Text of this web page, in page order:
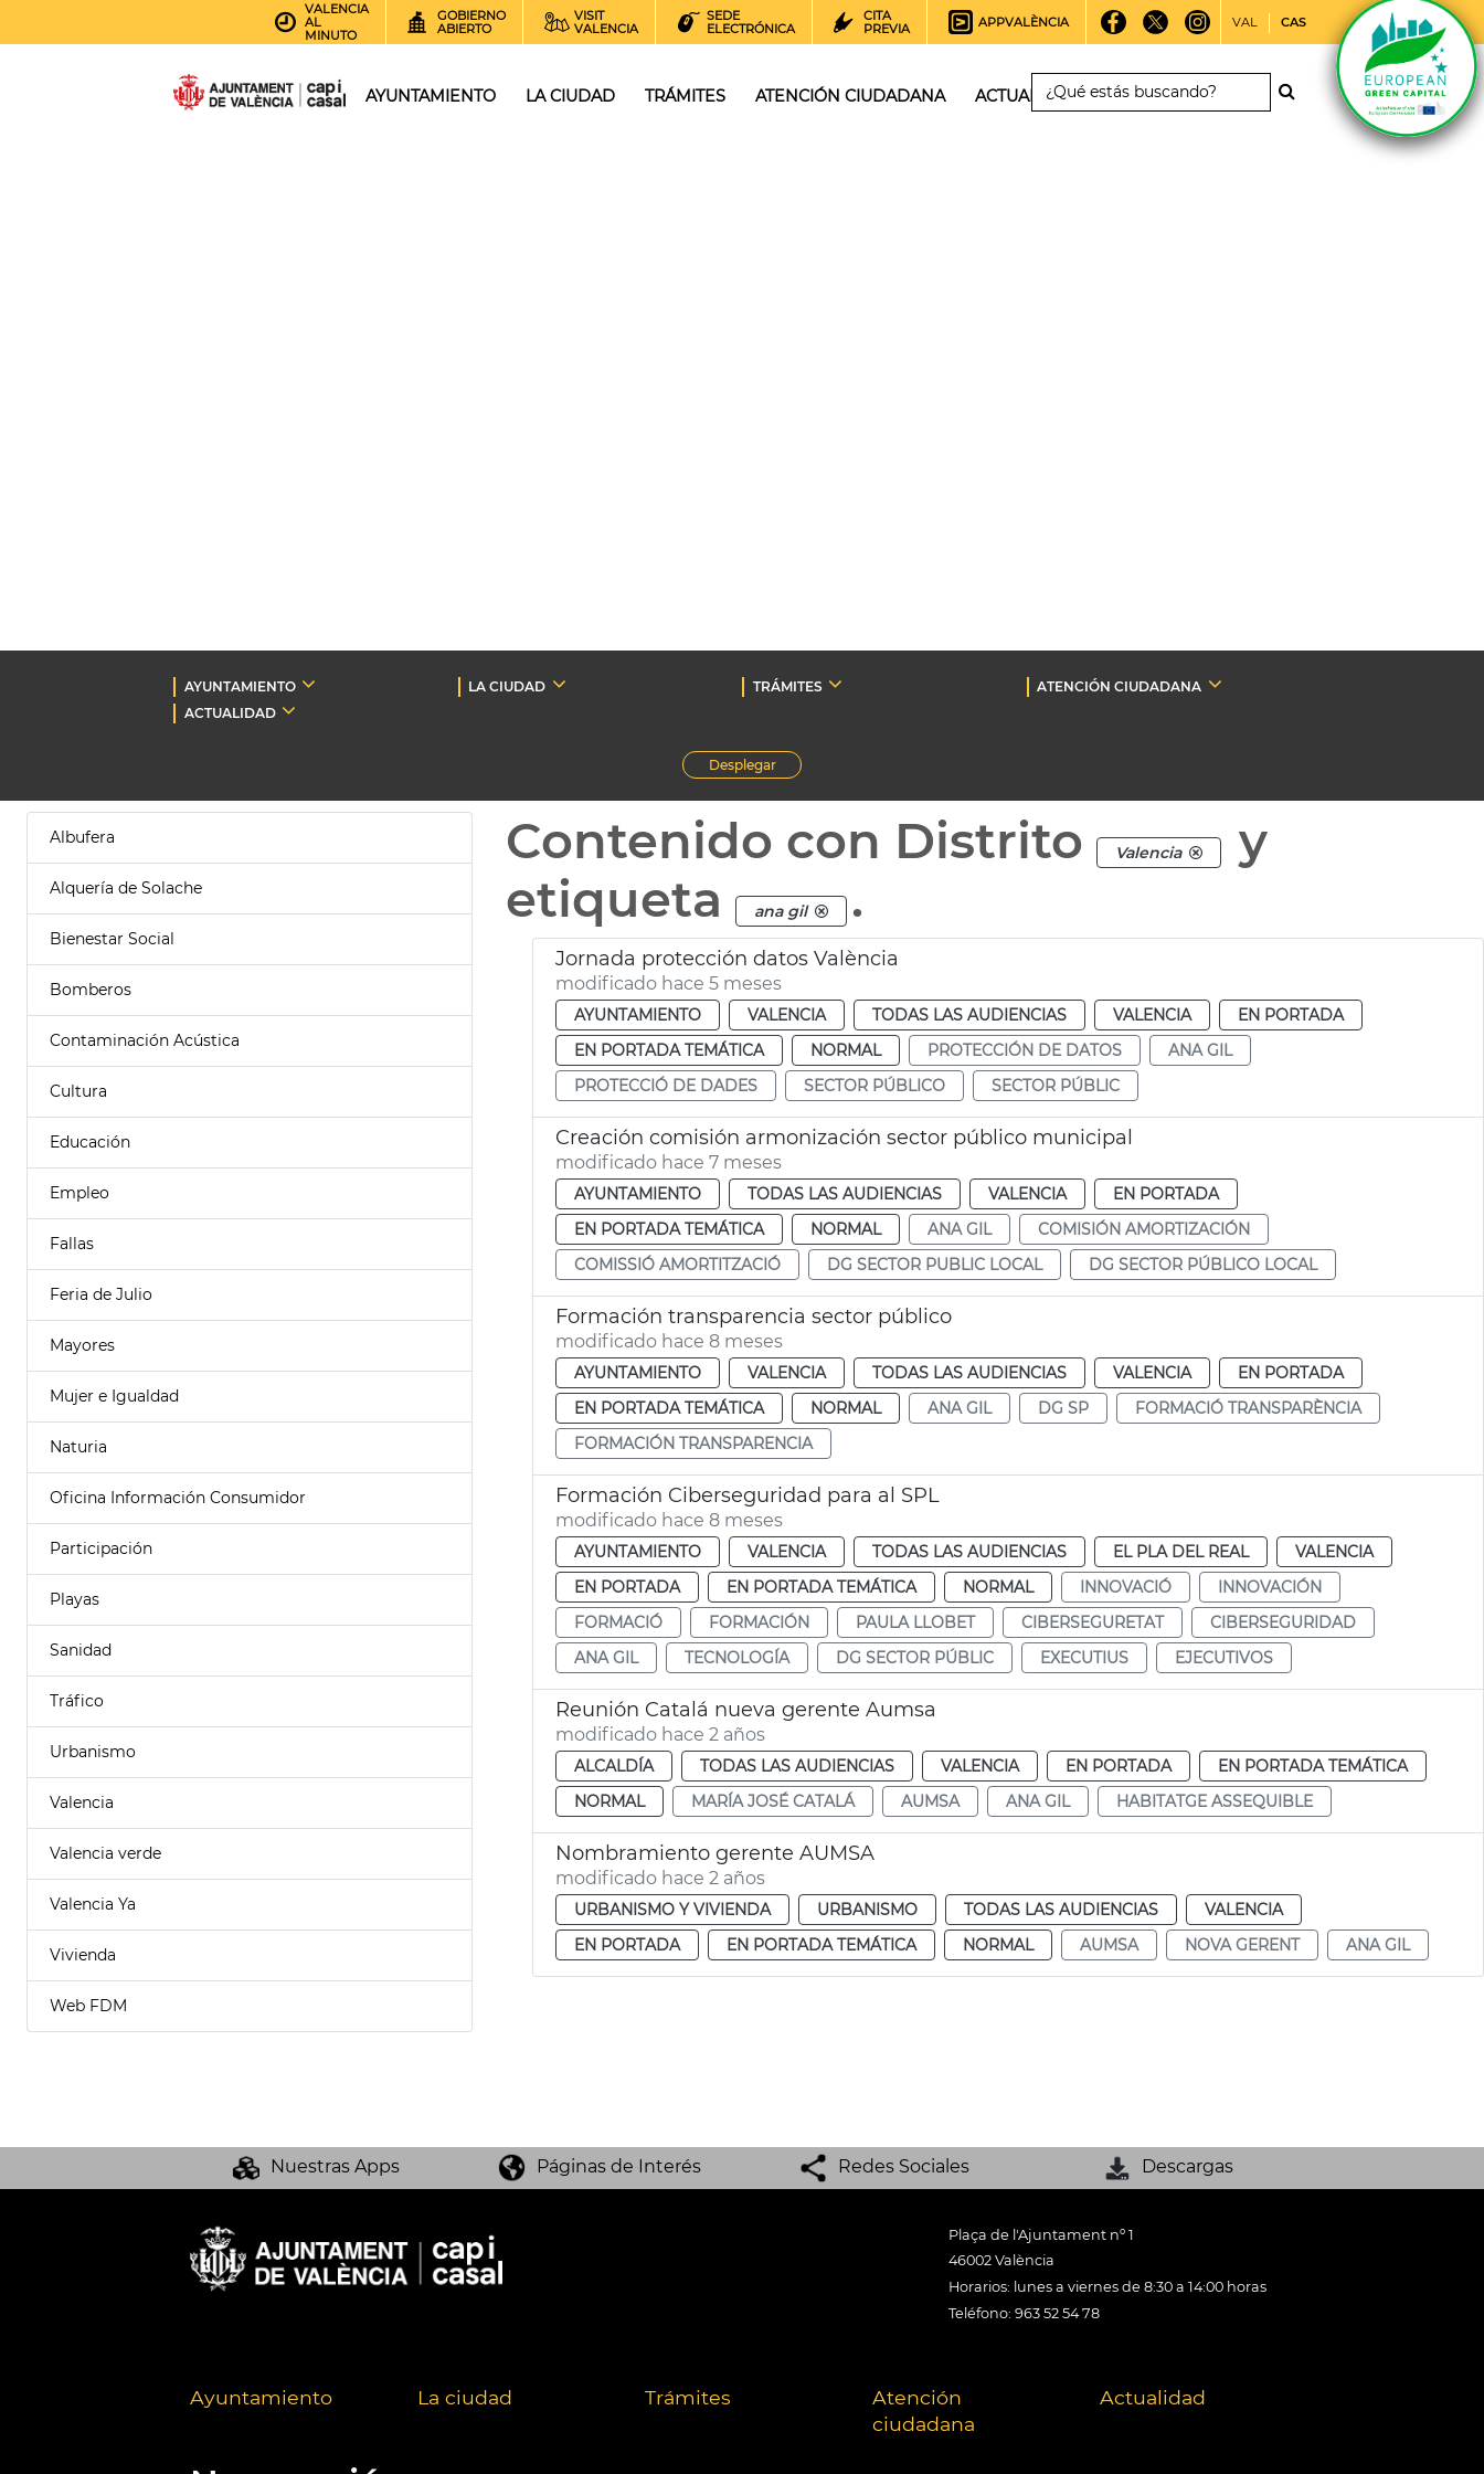
VALENCIA
AL
MINUTO
GOBIERNO
ABIERTO
VISIT
VALENCIA
SEDE
ELECTRÓNICA
CITA
PREVIA
APPVALÈNCIA VAL CAS
AYUNTAMIENTO LA CIUDAD TRÁMITES ATENCIÓN CIUDADANA ACTUALIDAD
AYUNTAMIENTO LA CIUDAD TRÁMITES
ATENCIÓN CIUDADANA
ACTUALIDAD
Desplegar
Albufera
Alquería de Solache
Bienestar Social
Bomberos
Contaminación Acústica
Cultura
Educación
Empleo
Fallas
Feria de Julio
Mayores
Mujer e Igualdad
Naturia
Oficina Información Consumidor
Participación
Playas
Sanidad
Tráfico
Urbanismo
Valencia
Valencia verde
Valencia Ya
Vivienda
Web FDM
Contenido con Distrito Valencia
y
etiqueta
ana gil .
Jornada protección datos València
modificado hace 5 meses
AYUNTAMIENTO VALENCIA TODAS LAS AUDIENCIAS VALENCIA
EN PORTADA
EN PORTADA TEMÁTICA
NORMAL PROTECCIÓN DE DATOS
ANA GIL
PROTECCIÓ DE DADES
SECTOR PÚBLICO SECTOR PÚBLIC
Creación comisión armonización sector público municipal
modificado hace 7 meses
AYUNTAMIENTO TODAS LAS AUDIENCIAS VALENCIA
EN PORTADA
EN PORTADA TEMÁTICA
NORMAL ANA GIL
COMISIÓN AMORTIZACIÓN
COMISSIÓ AMORTITZACIÓ
DG SECTOR PUBLIC LOCAL DG SECTOR PÚBLICO LOCAL
Formación transparencia sector público
modificado hace 8 meses
AYUNTAMIENTO VALENCIA TODAS LAS AUDIENCIAS VALENCIA
EN PORTADA
EN PORTADA TEMÁTICA
NORMAL ANA GIL DG SP
FORMACIÓ TRANSPARÈNCIA
FORMACIÓN TRANSPARENCIA
Formación Ciberseguridad para al SPL
modificado hace 8 meses
AYUNTAMIENTO VALENCIA TODAS LAS AUDIENCIAS EL PLA DEL REAL
VALENCIA
EN PORTADA
EN PORTADA TEMÁTICA NORMAL INNOVACIÓ
INNOVACIÓN
FORMACIÓ
FORMACIÓN PAULA LLOBET CIBERSEGURETAT
CIBERSEGURIDAD
ANA GIL
TECNOLOGÍA DG SECTOR PÚBLIC EXECUTIUS EJECUTIVOS
Reunión Catalá nueva gerente Aumsa
modificado hace 2 años
ALCALDÍA TODAS LAS AUDIENCIAS VALENCIA EN PORTADA
EN PORTADA TEMÁTICA
NORMAL
MARÍA JOSÉ CATALÁ AUMSA ANA GIL HABITATGE ASSEQUIBLE
Nombramiento gerente AUMSA
modificado hace 2 años
URBANISMO Y VIVIENDA URBANISMO TODAS LAS AUDIENCIAS
VALENCIA
EN PORTADA
EN PORTADA TEMÁTICA NORMAL AUMSA NOVA GERENT ANA GIL
Nuestras Apps Páginas de Interés Redes Sociales Descargas
Plaça de l'Ajuntament nº 1
46002 València
Horarios: lunes a viernes de 8:30 a 14:00 horas
Teléfono: 963 52 54 78
Ayuntamiento La ciudad Trámites
Atención
ciudadana
Actualidad